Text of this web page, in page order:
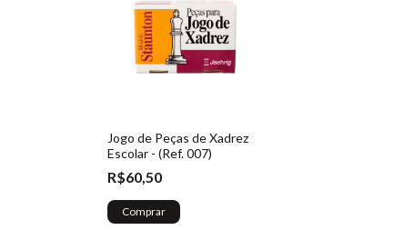
Jogo de Peças de Xadrez
Escolar - (Ref. 007)
R$60,50
Comprar